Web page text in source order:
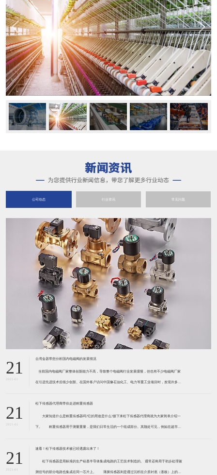
公司动态 行业资讯 常见问题
21
2021-01
台湾金器带您分析国内电磁阀的发展情况
​ 当前国内电磁阀厂家整体创新能力不高，导致整个电磁阀行业发展缓慢，但也有不少电磁阀厂家
在引进先进技术后很少创新。在国外客户访问中国像石油化工、电力等重工业项目时，发现许多项
21
2021-01
松下传感器代理商带你走进称重传感器
大家知道什么是称重传感器吗?它的用途是什么?接下来松下传感器代理商就为大家简单介绍一
下。 称重传感器用于测量重量，是我们日常生活的一个组成部分。其随处可见，例如在超市柜
带有应变片的弹性体组成。弹性体通常由钢
21
2021-01
速看！松下传感器技术被已经透露出来了！
松下传感器是用标准的生产硅基半导体集成电路的工艺技术制造的。 通常还将用于初步处理被
测信号的部分电路也集成在同一芯片上。 薄膜传感器则是通过沉积在介质衬底（基板）上的，